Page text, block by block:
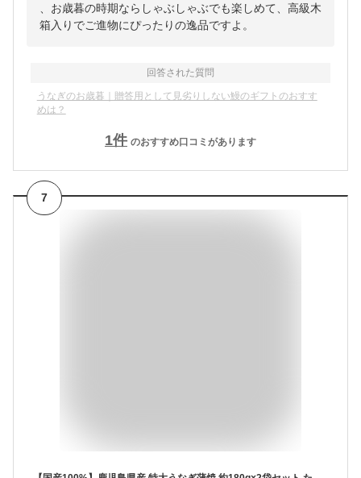
、お歳暮の時期ならしゃぶしゃぶでも楽しめて、高級木
箱入りでご進物にぴったりの逸品ですよ。
回答された質問
うなぎのお歳暮｜贈答用として見劣りしない鰻のギフトのおすす
めは？
1件 のおすすめ口コミがあります
7